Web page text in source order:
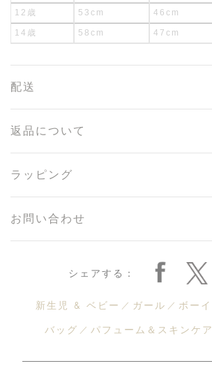
12歳 53cm 46cm
14歳 58cm 47cm
配送
返品について
ラッピング
お問い合わせ
シェアする：
新生児 & ベビー ガール ボーイ
バッグ パフューム＆スキンケア